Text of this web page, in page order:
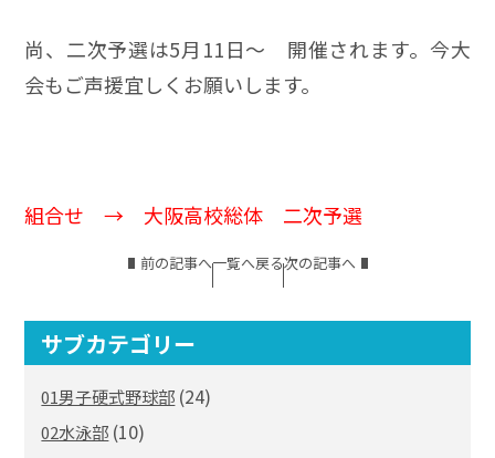
尚、二次予選は5月11日～ 開催されます。今大
会もご声援宜しくお願いします。
組合せ → 大阪高校総体 二次予選
前の記事へ一覧へ戻る次の記事へ
サブカテゴリー
01男子硬式野球部 (24)
02水泳部 (10)